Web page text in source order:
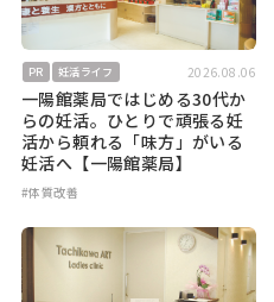
PR 妊活ライフ 2026.08.06
一陽館薬局ではじめる30代か
らの妊活。ひとりで頑張る妊
活から頼れる「味方」がいる
妊活へ【一陽館薬局】
#体質改善